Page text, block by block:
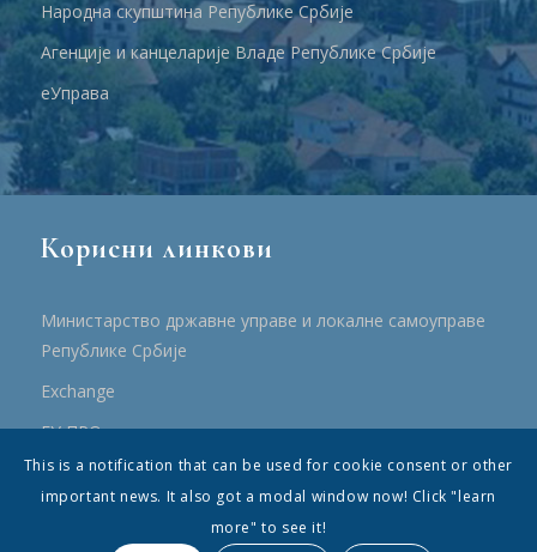
Народна скупштина Републике Србије
Агенције и канцеларије Владе Републике Србије
еУправа
Корисни линкови
Министарство државне управе и локалне самоуправе
Републике Србије
Еxchange
ЕУ ПРО
ПРРР
This is a notification that can be used for cookie consent or other
important news. It also got a modal window now! Click "learn
more" to see it!